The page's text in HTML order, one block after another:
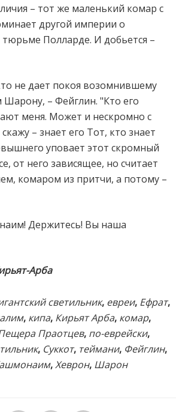
– тот же маленький комар с
другой империи о
Полларде. И добьется –
не дает покоя возомнившему
– Фейглин. "Кто его
меня. Может и нескромно с
– знает его Тот, кто знает
уповает этот скромный
от него зависящее, но считает
комаром из притчи, а потому –
Держитесь! Вы наша
Арба
светильник, евреи, Ефрат,
, кипа, Кирьят Арба, комар,
Праотцев, по-еврейски,
, Суккот, теймани, Фейглин,
,Хеврон, Шарон